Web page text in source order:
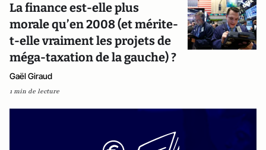
La finance est-elle plus
morale qu’en 2008 (et mérite-
t-elle vraiment les projets de
méga-taxation de la gauche) ?
Gaël Giraud
1 min de lecture